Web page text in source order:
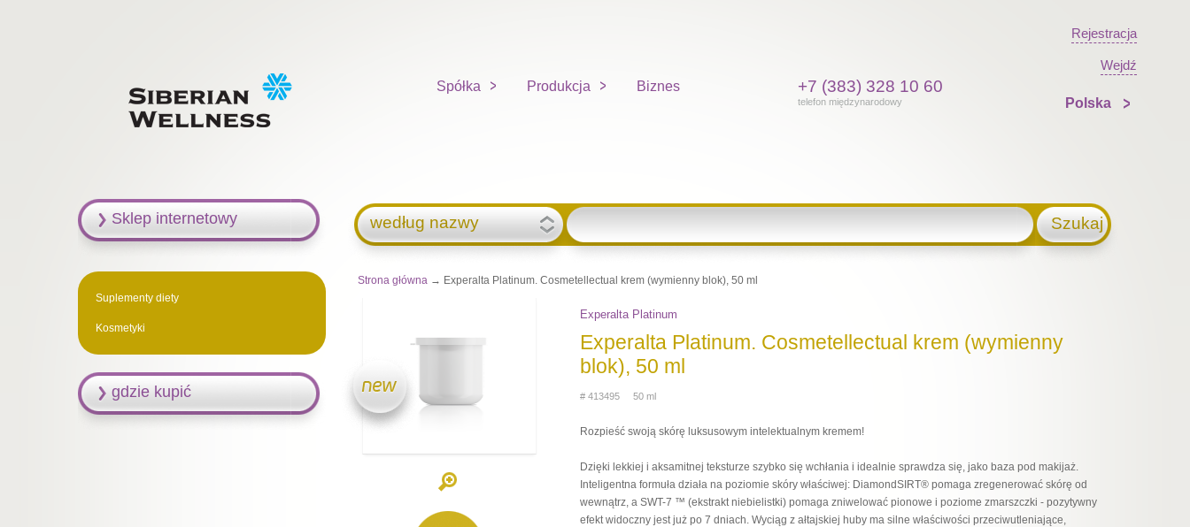
Spółka Produkcja Biznes +7 (383) 328 10 60
telefon międzynarodowy
Rejestracja
Wejdź
Polska
według nazwy Szukaj
Strona główna → Experalta Platinum. Cosmetellectual krem (wymienny blok), 50 ml
Experalta Platinum
Experalta Platinum. Cosmetellectual krem (wymienny
blok), 50 ml
# 413495 50 ml
Rozpieść swoją skórę luksusowym intelektualnym kremem!
Dzięki lekkiej i aksamitnej teksturze szybko się wchłania i idealnie sprawdza się, jako baza pod makijaż.
Inteligentna formuła działa na poziomie skóry właściwej: DiamondSIRT® pomaga zregenerować skórę od
wewnątrz, a SWT-7 ™ (ekstrakt niebielistki) pomaga zniwelować pionowe i poziome zmarszczki - pozytywny
efekt widoczny jest już po 7 dniach. Wyciąg z ałtajskiej huby ma silne właściwości przeciwutleniające,
Sklep internetowy
Suplementy diety
Kosmetyki
gdzie kupić